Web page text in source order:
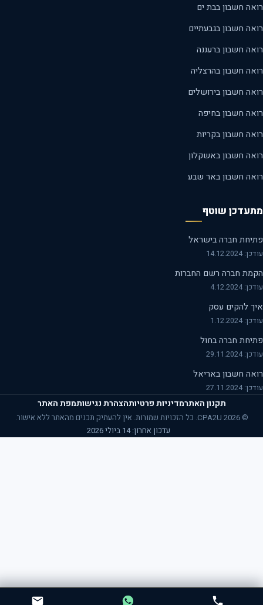
חשבון בבת ים
חשבון בגבעתיים
חשבון ברעננה
חשבון בהרצליה
חשבון בירושלים
חשבון בחיפה
חשבון בקריות
חשבון באשקלון
חשבון באר שבע
שוטף
חברה בישראל
חברה רשם החברות
להקים עסק
חברה בחול
חשבון באריאל
תקנון האתרמדיניות פרטיותהצהרת נגישותמפת האתר
© 2026 CPA2U. כל הזכויות שמורות. אין להעתיק תכנים מהאתר ללא אישור.
עדכון אחרון: 14 ביולי 2026